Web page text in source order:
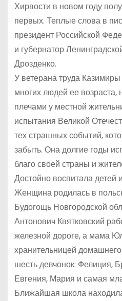
Хирвости в новом году
первых. Теплые слова в
президент Российской
и губернатор
Дрозденко.
У ветерана труда
многих людей ее возраста,
плечами у местной
испытания Великой
тех страшных событий,
забыть. Она долгие годы
благо своей страны и
Достойно воспитала детей
Женщина родилась в
Будогощь Новгородской
Антонович Квятковский
железной дороге, а мама
хранительницей
шесть девчонок: Фелиция,
Евгения, Мария и самая
Ближайшая школа